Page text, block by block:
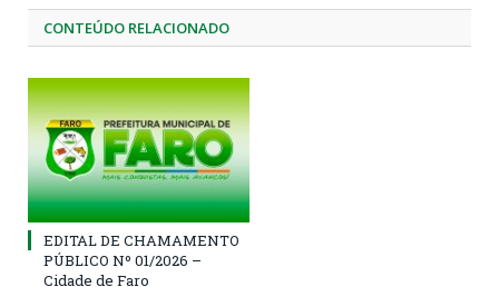
CONTEÚDO RELACIONADO
EDITAL DE CHAMAMENTO
PÚBLICO Nº 01/2026 –
Cidade de Faro